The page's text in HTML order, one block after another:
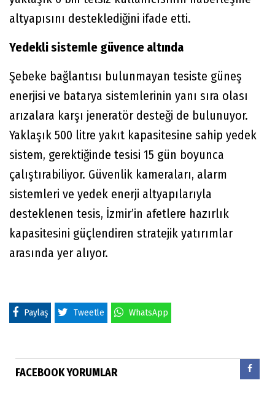
altyapısını desteklediğini ifade etti.
Yedekli sistemle güvence altında
Şebeke bağlantısı bulunmayan tesiste güneş
enerjisi ve batarya sistemlerinin yanı sıra olası
arızalara karşı jeneratör desteği de bulunuyor.
Yaklaşık 500 litre yakıt kapasitesine sahip yedek
sistem, gerektiğinde tesisi 15 gün boyunca
çalıştırabiliyor. Güvenlik kameraları, alarm
sistemleri ve yedek enerji altyapılarıyla
desteklenen tesis, İzmir’in afetlere hazırlık
kapasitesini güçlendiren stratejik yatırımlar
arasında yer alıyor.
Paylaş Tweetle WhatsApp
FACEBOOK YORUMLAR